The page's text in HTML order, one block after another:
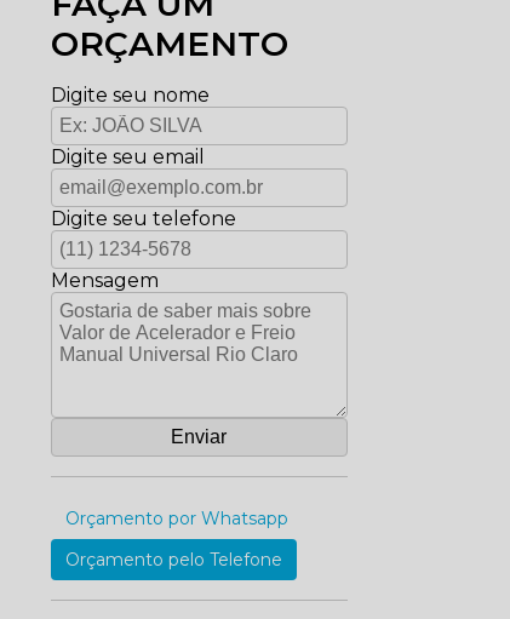
ORÇAMENTO
Digite seu nome
Digite seu email
Digite seu telefone
Mensagem
Orçamento por Whatsapp
Orçamento pelo Telefone